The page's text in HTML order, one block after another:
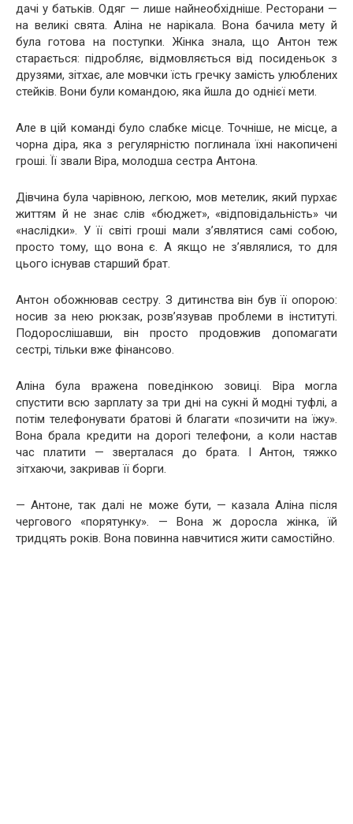
дачі у батьків. Одяг — лише найнеобхідніше. Ресторани —
на великі свята. Аліна не нарікала. Вона бачила мету й
була готова на поступки. Жінка знала, що Антон теж
старається: підробляє, відмовляється від посиденьок з
друзями, зітхає, але мовчки їсть гречку замість улюблених
стейків. Вони були командою, яка йшла до однієї мети.
Але в цій команді було слабке місце. Точніше, не місце, а
чорна діра, яка з регулярністю поглинала їхні накопичені
гроші. Її звали Віра, молодша сестра Антона.
Дівчина була чарівною, легкою, мов метелик, який пурхає
життям й не знає слів «бюджет», «відповідальність» чи
«наслідки». У її світі гроші мали з’являтися самі собою,
просто тому, що вона є. А якщо не з’являлися, то для
цього існував старший брат.
Антон обожнював сестру. З дитинства він був її опорою:
носив за нею рюкзак, розв’язував проблеми в інституті.
Подорослішавши, він просто продовжив допомагати
сестрі, тільки вже фінансово.
Аліна була вражена поведінкою зовиці. Віра могла
спустити всю зарплату за три дні на сукні й модні туфлі, а
потім телефонувати братові й благати «позичити на їжу».
Вона брала кредити на дорогі телефони, а коли настав
час платити — зверталася до брата. І Антон, тяжко
зітхаючи, закривав її борги.
— Антоне, так далі не може бути, — казала Аліна після
чергового «порятунку». — Вона ж доросла жінка, їй
тридцять років. Вона повинна навчитися жити самостійно.